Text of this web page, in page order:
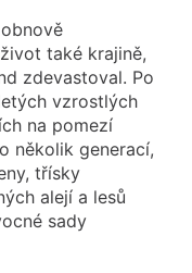
také krajině,
zdevastoval. Po
vzrostlých
na pomezí
několik generací,
třísky
alejí a lesů
sady